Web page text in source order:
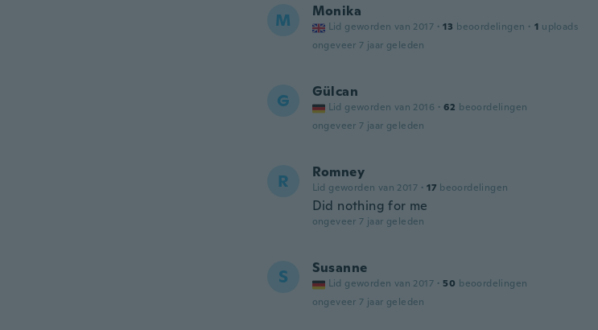
M Monika
Lid geworden van 2017 · 13 beoordelingen · 1 uploads
ongeveer 7 jaar geleden
G Gülcan
Lid geworden van 2016 · 62 beoordelingen
ongeveer 7 jaar geleden
R Romney
Lid geworden van 2017 · 17 beoordelingen
Did nothing for me
ongeveer 7 jaar geleden
S Susanne
Lid geworden van 2017 · 50 beoordelingen
ongeveer 7 jaar geleden